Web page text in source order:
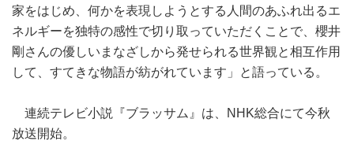
家をはじめ、何かを表現しようとする人間のあふれ出るエ
ネルギーを独特の感性で切り取っていただくことで、櫻井
剛さんの優しいまなざしから発せられる世界観と相互作用
して、すてきな物語が紡がれています」と語っている。
連続テレビ小説『ブラッサム』は、NHK総合にて今秋
放送開始。